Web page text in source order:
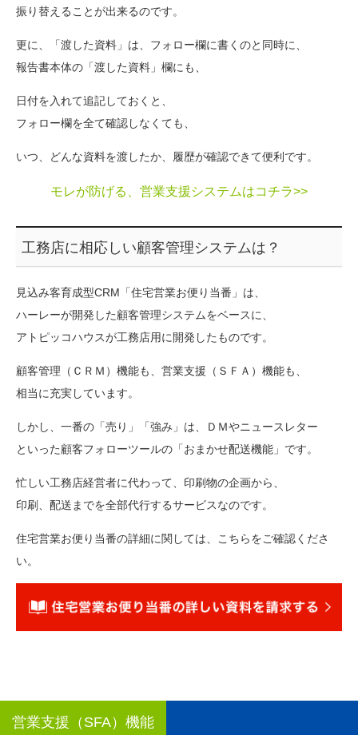
振り替えることが出来るのです。
更に、「渡した資料」は、フォロー欄に書くのと同時に、
報告書本体の「渡した資料」欄にも、
日付を入れて追記しておくと、
フォロー欄を全て確認しなくても、
いつ、どんな資料を渡したか、履歴が確認できて便利です。
モレが防げる、営業支援システムはコチラ>>
工務店に相応しい顧客管理システムは？
見込み客育成型CRM「住宅営業お便り当番」は、
ハーレーが開発した顧客管理システムをベースに、
アトピッコハウスが工務店用に開発したものです。
顧客管理（ＣＲＭ）機能も、営業支援（ＳＦＡ）機能も、
相当に充実しています。
しかし、一番の「売り」「強み」は、ＤＭやニュースレター
といった顧客フォローツールの「おまかせ配送機能」です。
忙しい工務店経営者に代わって、印刷物の企画から、
印刷、配送までを全部代行するサービスなのです。
住宅営業お便り当番の詳細に関しては、こちらをご確認くださ
い。
営業支援（SFA）機能